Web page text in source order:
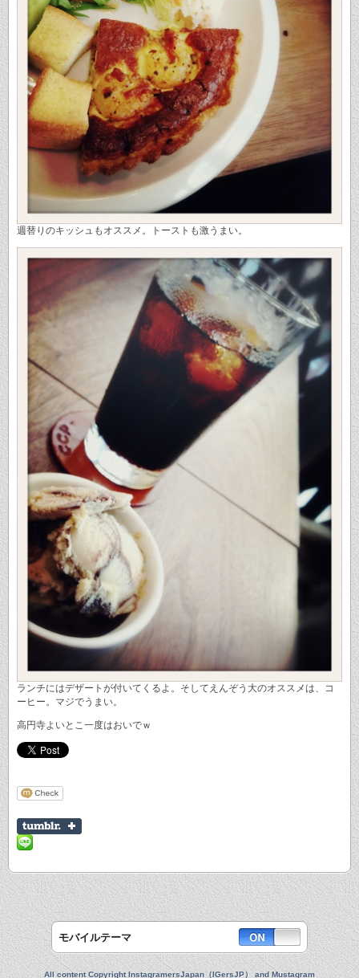
週替りのキッシュもオススメ。トーストも激うまい。
ランチにはデザートが付いてくるよ。そしてえんぞう大のオススメは、コ
ーヒー。マジでうまい。
高円寺よいとこ一度はおいでｗ
モバイルテーマ
All content Copyright InstagramersJapan（IGersJP） and Mustagram